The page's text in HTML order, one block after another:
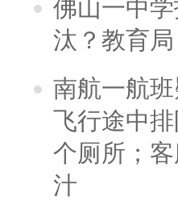
佛山一中
汰？教育
南航一航
飞行途中
个厕所；
汁